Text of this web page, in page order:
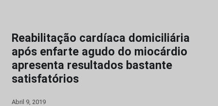
Reabilitação cardíaca domiciliária
após enfarte agudo do miocárdio
apresenta resultados bastante
satisfatórios
Abril 9, 2019